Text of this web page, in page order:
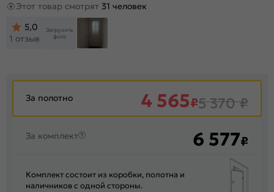
Этот товар смотрят 31 человек
5,0
1 отзыв
Загрузить
фото
За полотно 4 565₽5 370₽
За комплект 6 577₽
Комплект состоит из коробки, полотна и
наличников с одной стороны.